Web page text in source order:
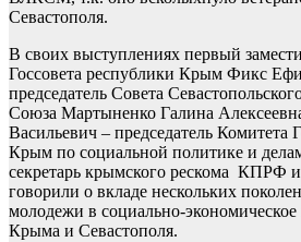
Севастополя.
В своих выступлениях первый
Госсовета республики Крым Фикс
председатель Совета
Союза Мартыненко Галина
Васильевич – председатель Комитета
Крым по социальной политике и
секретарь крымского рескома КПРФ
говорили о вкладе нескольких
молодежи в социально-экономическое
Крыма и Севастополя.